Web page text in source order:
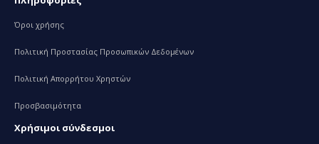
Όροι χρήσης
Πολιτική Προστασίας Προσωπικών Δεδομένων
Πολιτική Απορρήτου Χρηστών
Προσβασιμότητα
Χρήσιμοι σύνδεσμοι